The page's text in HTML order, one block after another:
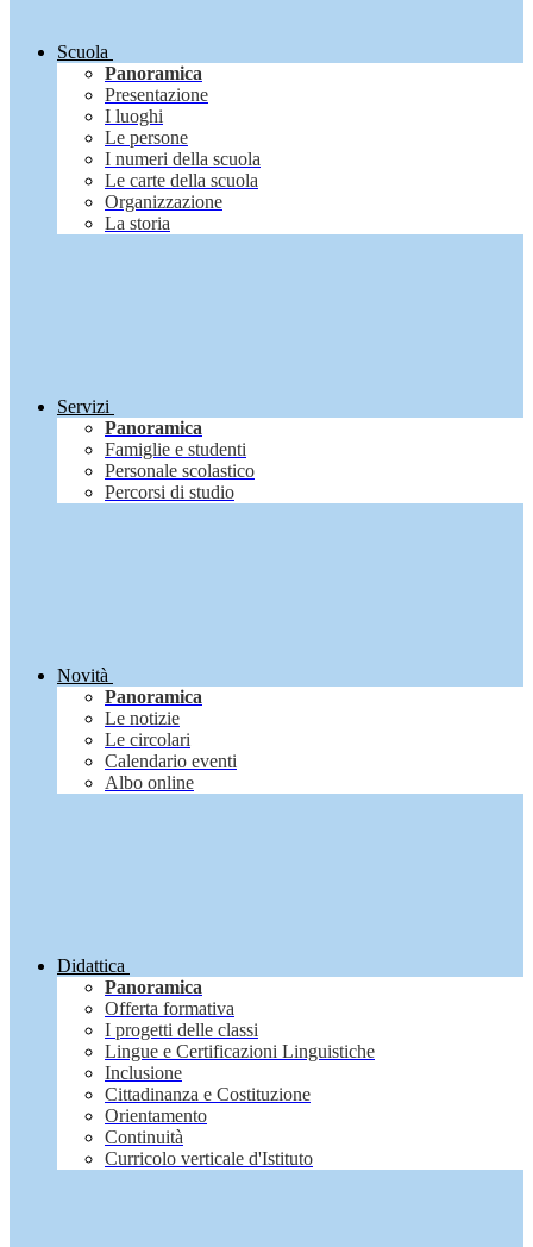
Scuola
Panoramica
Presentazione
I luoghi
Le persone
I numeri della scuola
Le carte della scuola
Organizzazione
La storia
Servizi
Panoramica
Famiglie e studenti
Personale scolastico
Percorsi di studio
Novità
Panoramica
Le notizie
Le circolari
Calendario eventi
Albo online
Didattica
Panoramica
Offerta formativa
I progetti delle classi
Lingue e Certificazioni Linguistiche
Inclusione
Cittadinanza e Costituzione
Orientamento
Continuità
Curricolo verticale d'Istituto